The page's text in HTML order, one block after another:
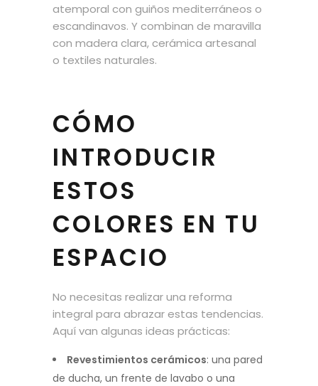
atemporal con guiños mediterráneos o
escandinavos. Y combinan de maravilla
con madera clara, cerámica artesanal
o textiles naturales.
CÓMO
INTRODUCIR
ESTOS
COLORES EN TU
ESPACIO
No necesitas realizar una reforma
integral para abrazar estas tendencias.
Aquí van algunas ideas prácticas:
Revestimientos cerámicos: una pared
de ducha, un frente de lavabo o una